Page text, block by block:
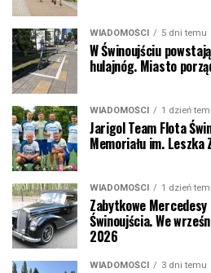
WIADOMOŚCI 5 dni temu
W Świnoujściu
hulajnóg. Miasto
WIADOMOŚCI 1 dzień
Jarigol Team Flota
Memoriału im.
WIADOMOŚCI 1 dzień
Zabytkowe
Świnoujścia. We
2026
WIADOMOŚCI 3 dni temu